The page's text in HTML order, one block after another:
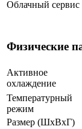
Облачный сервис
Физические
Активное
охлаждение
Температурный
режим
Размер (ШxВxГ)